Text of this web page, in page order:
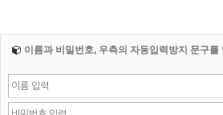
이름과 비밀번호, 우측의 자동입력방지 문구를